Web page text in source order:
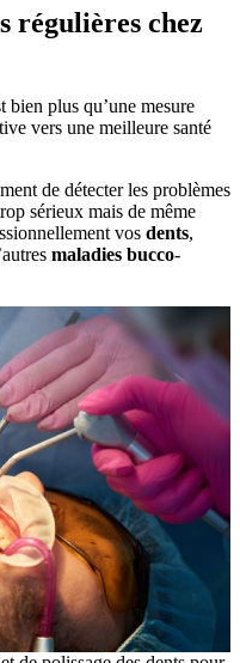
régulières chez
bien plus qu’une mesure
vers une meilleure santé
de détecter les problèmes
sérieux mais de même
vos dents,
maladies bucco-